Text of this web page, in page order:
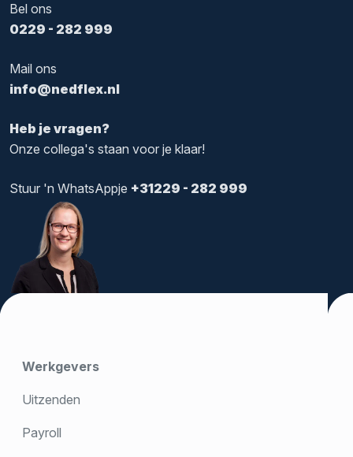
Heb je vragen?
Onze collega's staan voor je klaar!
Bel ons
0229 - 282 999
Mail ons
info@nedflex.nl
Stuur 'n WhatsAppje +31229 - 282 999
Werkgevers
Uitzenden
Payroll